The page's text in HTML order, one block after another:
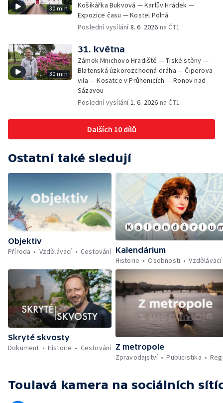
30 min
Košíkářka Bukvová — Karlův Hrádek —
Expozice času — Kostel Polná
Poslední vysílání8. 6. 2026 na ČT1
30 min
31. května
Zámek Mnichovo Hradiště — Tiské stěny —
Blatenská úzkorozchodná dráha — Čiperova
vila — Kosatce v Průhonicích — Ronov nad
Sázavou
Poslední vysílání1. 6. 2026 na ČT1
Dalších 10 dílů
Ostatní také sledují
Objektiv
Příroda
Vzdělávací Cestování Kalendárium
Historie
Osobnosti Vzdělávací
Skryté skvosty
Dokument
Historie Cestování Z metropole
Zpravodajství
Publicistika
Toulavá kamera na sociálních